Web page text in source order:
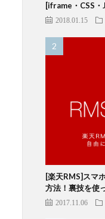
[iframe・CSS
2018.01.15
[楽天RMS]スマ
方法！裏技を使
2017.11.06